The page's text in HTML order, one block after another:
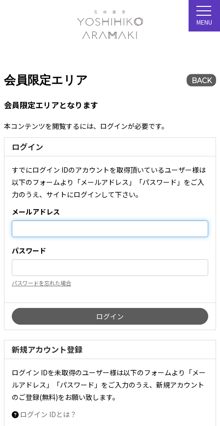
MENU
会員限定エリア BACK
会員限定エリアとなります
本コンテンツを閲覧するには、ログインが必要です。
ログイン
すでにログイン IDのアカウントを取得頂いているユーザー様は
以下のフォームより「メールアドレス」「パスワード」をご入
力のうえ、サイトにログインして下さい。
メールアドレス
パスワード
パスワードを忘れた場合
新規アカウント登録
ログイン IDを未取得のユーザー様は以下のフォームより「メー
ルアドレス」「パスワード」をご入力のうえ、新規アカウント
のご登録(無料)をお願い致します。
ログイン IDとは？